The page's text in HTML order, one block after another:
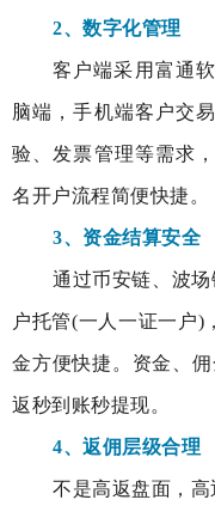
2、数字化管理
客户端采用富通
脑端，手机端客户交
验、发票管理等需求
名开户流程简便快捷。
3、资金结算安全
通过币安链、波场
户托管(一人一证一户)
金方便快捷。 资金、
返秒到账秒提现。
4、返佣层级合理
不是高返盘面，高